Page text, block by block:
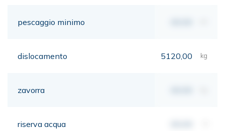
pescaggio minimo
dislocamento 5120,00 kg
zavorra
riserva acqua